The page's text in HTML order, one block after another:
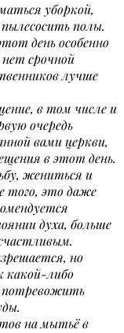
уборкой,
полы.
день особенно
срочной
лучше
в том числе и
очередь
вами церкви,
в этот день.
жениться и
того, это даже
духа, больше
но
какой-либо
потревожить
на мытьё в